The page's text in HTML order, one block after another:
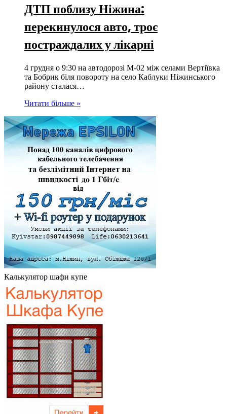
ДТП поблизу Ніжина:
перекинулося авто, троє
постраждалих у лікарні
4 грудня о 9:30 на автодорозі М-02 між селами Вертіївка
та Бобрик біля повороту на село Каблуки Ніжинського
району сталася…
Читати більше »
Калькулятор шафи купе